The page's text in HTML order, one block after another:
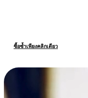
ซื้อซ้ำเพียงคลิกเดียว